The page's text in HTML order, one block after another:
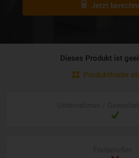
Jetzt
Dieses Produkt ist
Produktfinder